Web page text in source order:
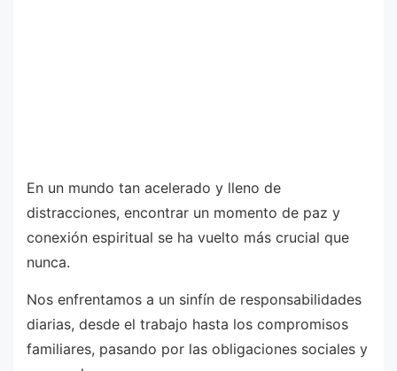
En un mundo tan acelerado y lleno de
distracciones, encontrar un momento de paz y
conexión espiritual se ha vuelto más crucial que
nunca.
Nos enfrentamos a un sinfín de responsabilidades
diarias, desde el trabajo hasta los compromisos
familiares, pasando por las obligaciones sociales y